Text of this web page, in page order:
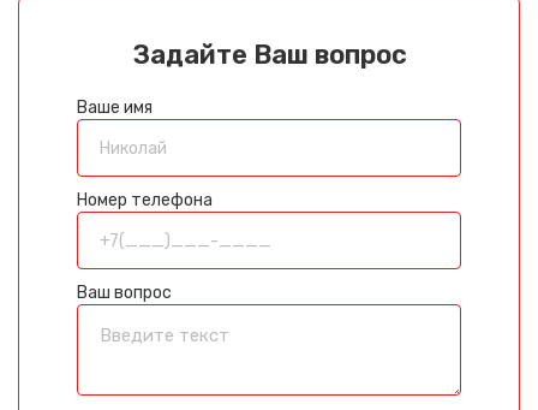
Задайте Ваш вопрос
Ваше имя
Номер телефона
Ваш вопрос